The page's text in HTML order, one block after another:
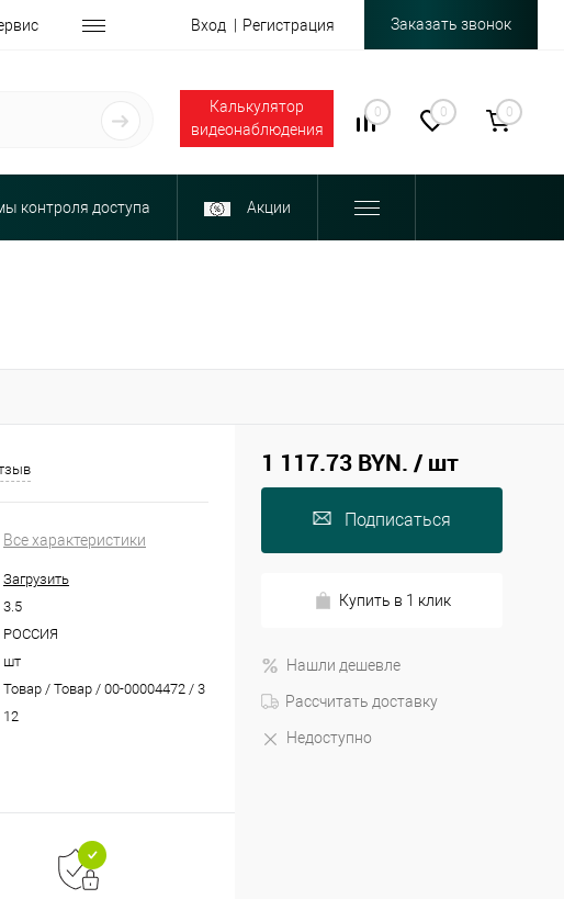
Вход Регистрация Заказать звонок
Калькулятор
видеонаблюдения
0 0 0
контроля доступа Акции
Все характеристики
Загрузить
3.5
РОССИЯ
шт
Товар / Товар / 00-00004472 / 3
12
1 117.73 BYN. / шт
Подписаться
Купить в 1 клик
Нашли дешевле
Рассчитать доставку
Недоступно